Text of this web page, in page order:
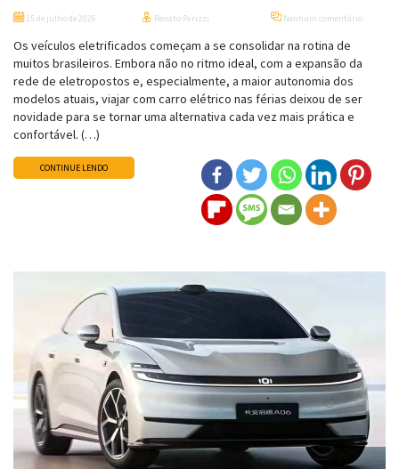
15 de julho de 2026 Renato Parizzi Nenhum comentário
Os veículos eletrificados começam a se consolidar na rotina de
muitos brasileiros. Embora não no ritmo ideal, com a expansão da
rede de eletropostos e, especialmente, a maior autonomia dos
modelos atuais, viajar com carro elétrico nas férias deixou de ser
novidade para se tornar uma alternativa cada vez mais prática e
confortável. (…)
CONTINUE LENDO